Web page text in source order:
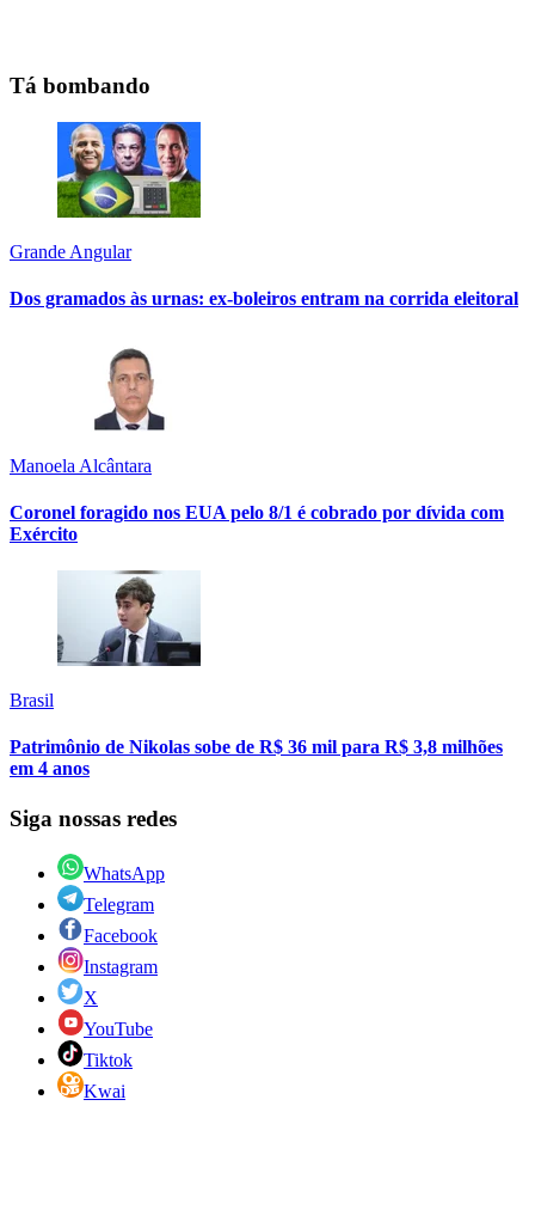
Tá bombando
Grande Angular
Dos gramados às urnas: ex-boleiros entram na corrida eleitoral
Manoela Alcântara
Coronel foragido nos EUA pelo 8/1 é cobrado por dívida com
Exército
Brasil
Patrimônio de Nikolas sobe de R$ 36 mil para R$ 3,8 milhões
em 4 anos
Siga nossas redes
WhatsApp
Telegram
Facebook
Instagram
X
YouTube
Tiktok
Kwai